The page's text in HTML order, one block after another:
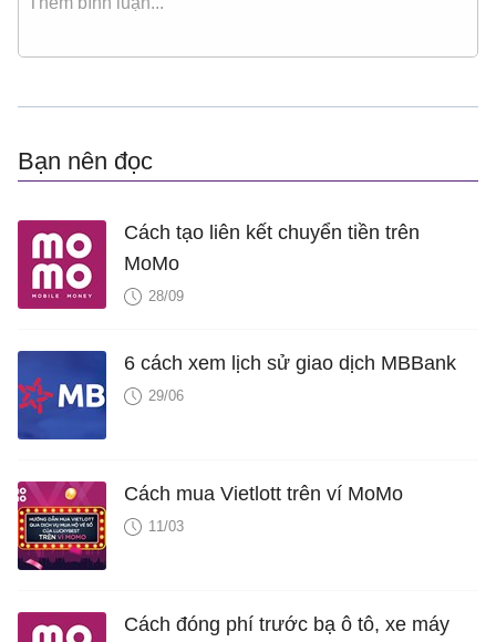
Bạn nên đọc
Cách tạo liên kết chuyển tiền trên
MoMo
28/09
6 cách xem lịch sử giao dịch MBBank
29/06
Cách mua Vietlott trên ví MoMo
11/03
Cách đóng phí trước bạ ô tô, xe máy